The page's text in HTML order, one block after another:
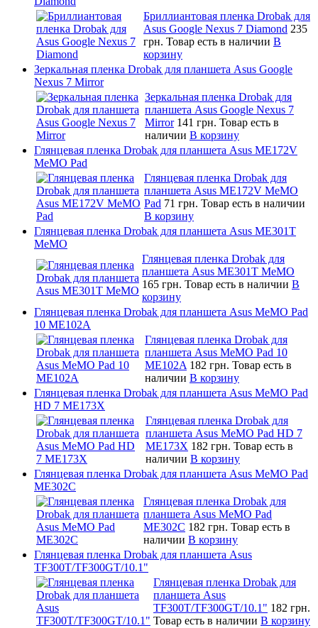
Бриллиантовая пленка Drobak для
Asus Google Nexus 7 Diamond 235
грн. Товар есть в наличии В
корзину
Зеркальная пленка Drobak для планшета Asus Google
Nexus 7 Mirror
Зеркальная пленка Drobak для
планшета Asus Google Nexus 7
Mirror 141 грн. Товар есть в
наличии В корзину
Глянцевая пленка Drobak для планшета Asus ME172V
MeMO Pad
Глянцевая пленка Drobak для
планшета Asus ME172V MeMO
Pad 71 грн. Товар есть в наличии
В корзину
Глянцевая пленка Drobak для планшета Asus ME301T
MeMO
Глянцевая пленка Drobak для
планшета Asus ME301T MeMO
165 грн. Товар есть в наличии В
корзину
Глянцевая пленка Drobak для планшета Asus MeMO Pad
10 ME102A
Глянцевая пленка Drobak для
планшета Asus MeMO Pad 10
ME102A 182 грн. Товар есть в
наличии В корзину
Глянцевая пленка Drobak для планшета Asus MeMO Pad
HD 7 ME173X
Глянцевая пленка Drobak для
планшета Asus MeMO Pad HD 7
ME173X 182 грн. Товар есть в
наличии В корзину
Глянцевая пленка Drobak для планшета Asus MeMO Pad
ME302C
Глянцевая пленка Drobak для
планшета Asus MeMO Pad
ME302C 182 грн. Товар есть в
наличии В корзину
Глянцевая пленка Drobak для планшета Asus
TF300T/TF300GT/10.1"
Глянцевая пленка Drobak для
планшета Asus
TF300T/TF300GT/10.1" 182 грн.
Товар есть в наличии В корзину